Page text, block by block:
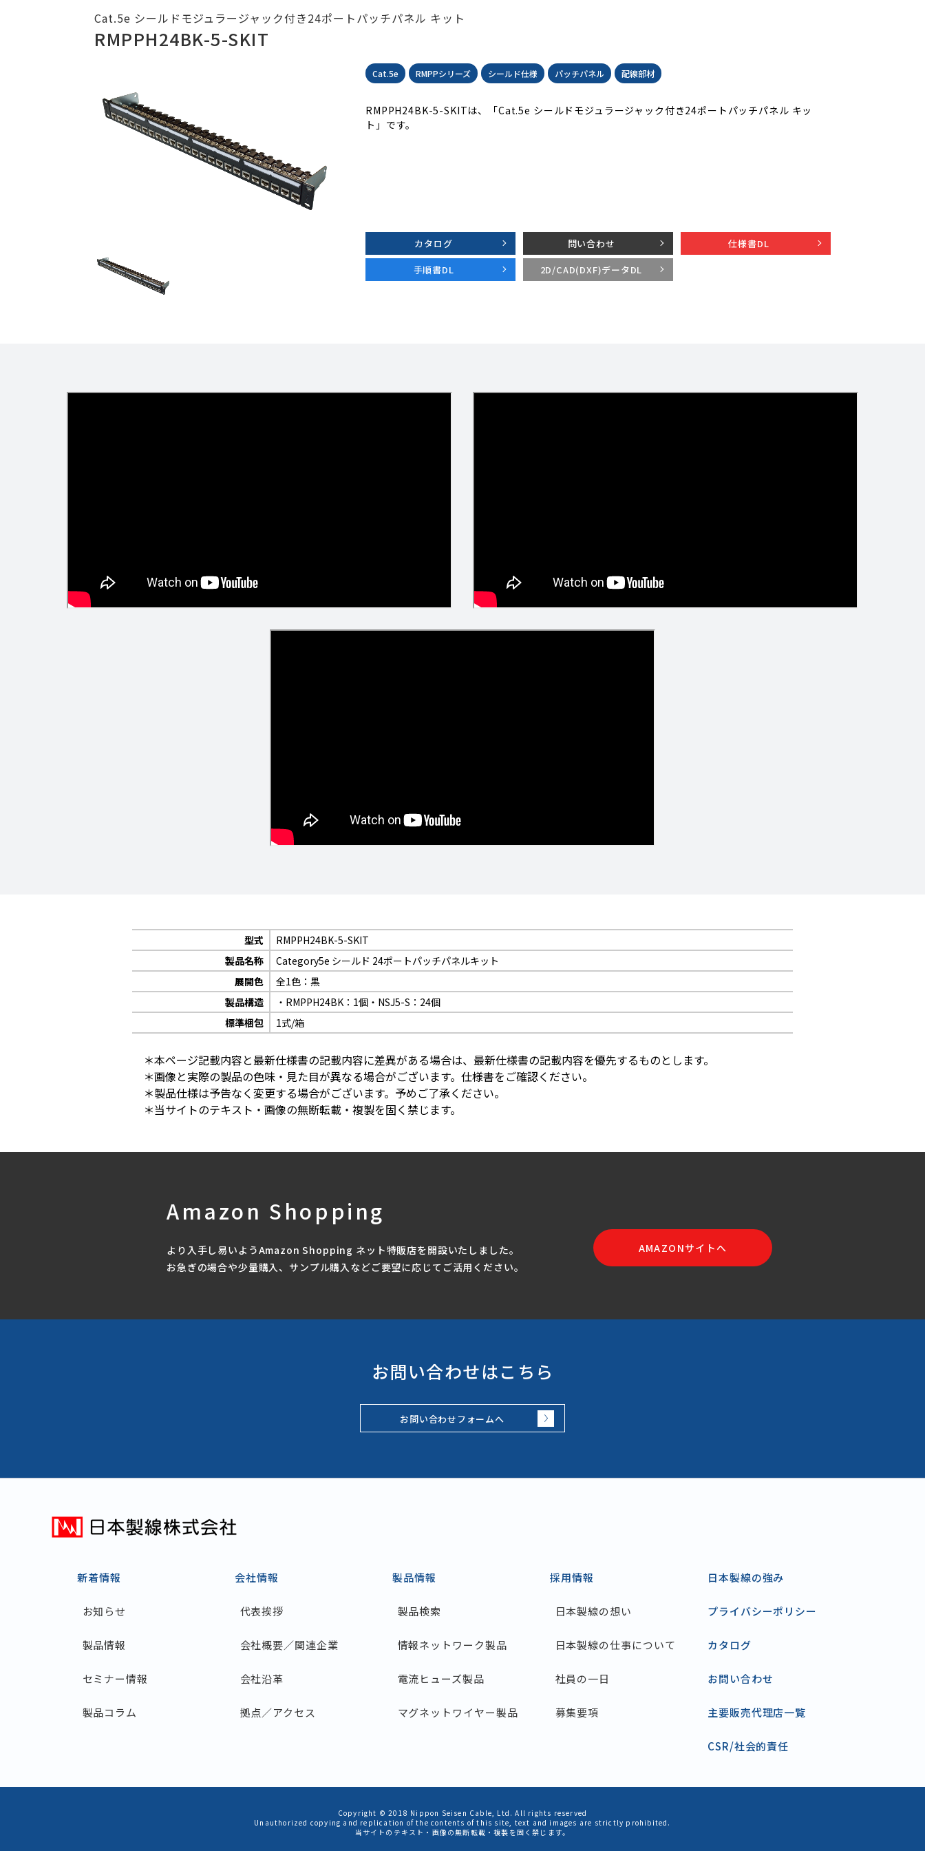
Cat.5e シールドモジュラージャック付き24ポートパッチパネル キット
RMPPH24BK-5-SKIT
Cat.5e RMPPシリーズ シールド仕様 パッチパネル 配線部材
RMPPH24BK-5-SKITは、「Cat.5e シールドモジュラージャック付き24ポートパッチパネル キッ
ト」です。
カタログ 問い合わせ
仕様書DL
手順書DL
2D/CAD(DXF)データDL
型式
RMPPH24BK-5-SKIT
製品名称
Category5e シールド 24ポートパッチパネルキット
展開色
全1色：黒
製品構造
・RMPPH24BK：1個・NSJ5-S：24個
標準梱包
1式/箱
＊本ページ記載内容と最新仕様書の記載内容に差異がある場合は、最新仕様書の記載内容を優先するものとします。
＊画像と実際の製品の色味・見た目が異なる場合がございます。仕様書をご確認ください。
＊製品仕様は予告なく変更する場合がございます。予めご了承ください。
＊当サイトのテキスト・画像の無断転載・複製を固く禁じます。
Amazon Shopping
より入手し易いようAmazon Shopping ネット特販店を開設いたしました。
お急ぎの場合や少量購入、サンプル購入などご要望に応じてご活用ください。
AMAZONサイトへ
お問い合わせはこちら
お問い合わせフォームへ
新着情報
お知らせ
製品情報
セミナー情報
製品コラム
会社情報
代表挨拶
会社概要／関連企業
会社沿革
拠点／アクセス
製品情報
製品検索
情報ネットワーク製品
電流ヒューズ製品
マグネットワイヤー製品
採用情報
日本製線の想い
日本製線の仕事について
社員の一日
募集要項
日本製線の強み
プライバシーポリシー
カタログ
お問い合わせ
主要販売代理店一覧
CSR/社会的責任
Copyright © 2018 Nippon Seisen Cable, Ltd.All rights reserved
Unauthorized copying and replication of the contents of this site, text and images are strictly prohibited.
当サイトのテキスト・画像の無断転載・複製を固く禁じます。